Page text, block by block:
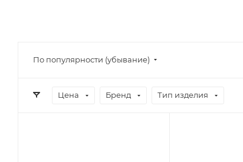
По популярности (убывание)
Цена Бренд Тип изделия